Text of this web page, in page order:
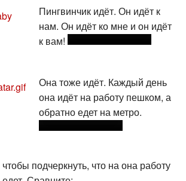
Пингвинчик идёт. Он идёт к
нам. Он идёт ко мне и он идёт
к вам!
Она тоже идёт. Каждый день
она идёт на работу пешком, а
обратно едет на метро.
подчеркнуть, что на она работу